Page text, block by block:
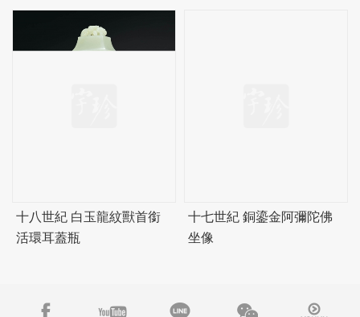
十八世紀 白玉龍紋獸首銜
活環耳蓋瓶
十七世紀 銅鎏金阿彌陀佛
坐像